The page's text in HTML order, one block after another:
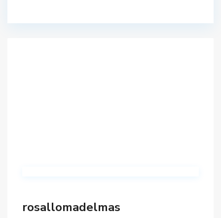
rosallomadelmas